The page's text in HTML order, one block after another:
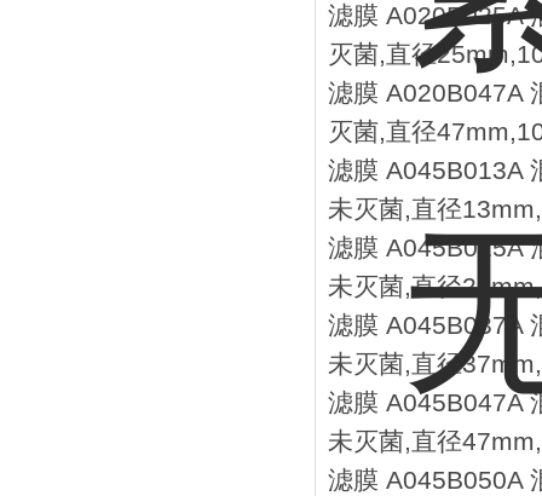
滤膜 A020B025A
灭菌,直径
滤膜 A020B047A
灭菌,直径
滤膜 A045B013A
未灭菌,直径
滤膜 A045B025A
未灭菌,直径
滤膜 A045B037A
未灭菌,直径
滤膜 A045B047A
未灭菌,直径
滤膜 A045B050A